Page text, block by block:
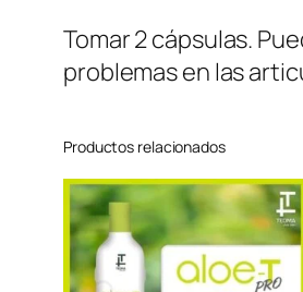
Tomar 2 cápsulas.
problemas en las
Productos relacionados